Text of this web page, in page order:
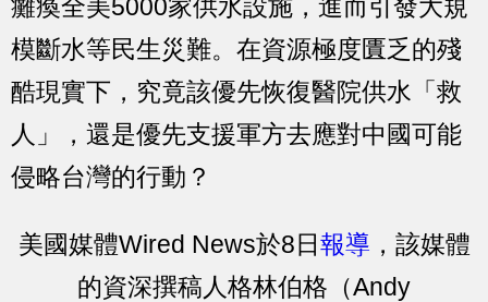
癱瘓全美5000家供水設施，進而引發大規
模斷水等民生災難。在資源極度匱乏的殘
酷現實下，究竟該優先恢復醫院供水「救
人」，還是優先支援軍方去應對中國可能
侵略台灣的行動？
美國媒體Wired News於8日報導 ，該媒體
的資深撰稿人格林伯格（Andy